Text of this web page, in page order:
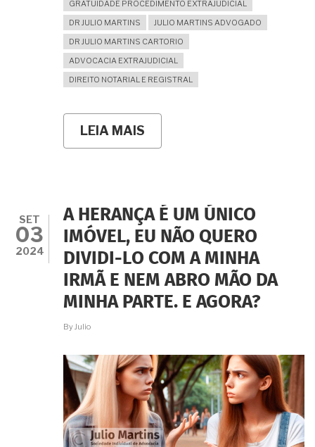
GRATUIDADE PROCEDIMENTO EXTRAJUDICIAL
DR JULIO MARTINS
JULIO MARTINS ADVOGADO
DR JULIO MARTINS CARTORIO
ADVOCACIA EXTRAJUDICIAL
DIREITO NOTARIAL E REGISTRAL
LEIA MAIS
COM
GRATUIDADE
MESMO
COM
ADVOGADO
PARTICULAR
EM
VEZ
DA
SET
03
2024
A HERANÇA É UM ÚNICO
IMÓVEL, EU NÃO QUERO
DIVIDI-LO COM A MINHA
IRMÃ E NEM ABRO MÃO DA
MINHA PARTE. E AGORA?
By Julio